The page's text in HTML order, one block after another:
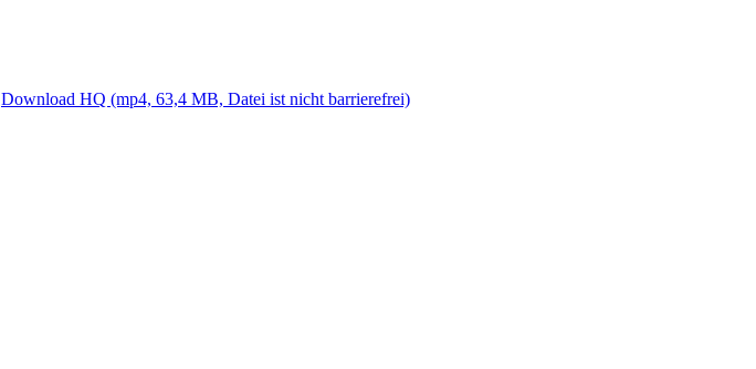
Download HQ (mp4, 63,4 MB, Datei ist nicht barrierefrei)